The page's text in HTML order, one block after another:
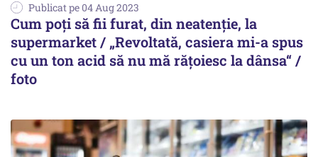
Publicat pe 04 Aug 2023
Cum poți să fii furat, din neatenție, la
supermarket / „Revoltată, casiera mi-a spus
cu un ton acid să nu mă rățoiesc la dânsa“ /
foto